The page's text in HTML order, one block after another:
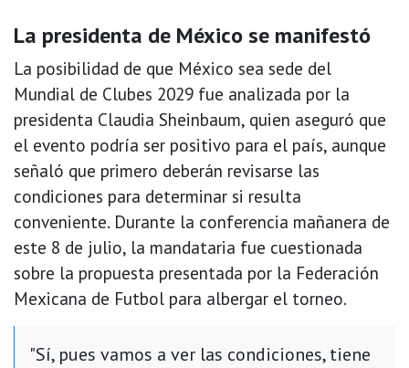
La presidenta de México se manifestó
La posibilidad de que México sea sede del
Mundial de Clubes 2029 fue analizada por la
presidenta Claudia Sheinbaum, quien aseguró que
el evento podría ser positivo para el país, aunque
señaló que primero deberán revisarse las
condiciones para determinar si resulta
conveniente. Durante la conferencia mañanera de
este 8 de julio, la mandataria fue cuestionada
sobre la propuesta presentada por la Federación
Mexicana de Futbol para albergar el torneo.
"Sí, pues vamos a ver las condiciones, tiene